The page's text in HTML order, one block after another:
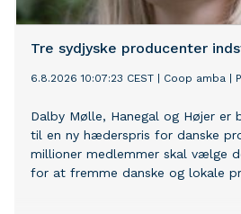
Tre sydjyske producenter
6.8.2026 10:07:23 CEST Coop amba
Dalby Mølle, Hanegal og Højer er
til en ny hæderspris for danske
millioner medlemmer skal vælge
for at fremme danske og lokale